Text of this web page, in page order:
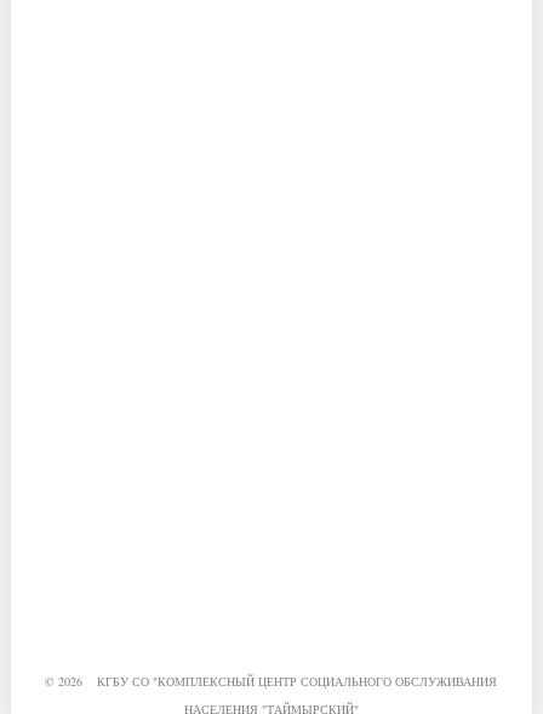
© 2026 КГБУ СО "КОМПЛЕКСНЫЙ ЦЕНТР СОЦИАЛЬНОГО ОБСЛУЖИВАНИЯ
НАСЕЛЕНИЯ "ТАЙМЫРСКИЙ"